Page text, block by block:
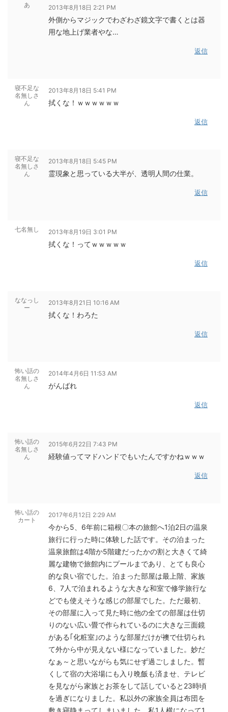
あ 2013年8月18日 2:21 PM
外側からマジックでわざわざ鏡文字で書くとは器
用な地上げ業者やな…
返信
寝不足な
名無しさ
ん
2013年8月18日 5:41 PM
拭くな！ｗｗｗｗｗｗ
返信
寝不足な
名無しさ
ん
2013年8月18日 5:45 PM
霊現象と思っている大半が、透明人間の仕業。
返信
七名無し 2013年8月19日 3:01 PM
拭くな！ってｗｗｗｗｗ
返信
ななっし
ー
2013年8月21日 10:16 AM
拭くな！わろた
返信
怖い話の
名無しさ
ん
2014年4月6日 11:53 AM
がんばれ
返信
怖い話の
名無しさ
ん
2015年6月22日 7:43 PM
経験値ってマドハンドでもいたんですかねｗｗｗ
返信
怖い話の
カート
2017年6月12日 2:29 AM
今から5、6年前に箱根〇本の旅館へ1泊2日の温泉
旅行に行った時に体験した話です。その泊まった
温泉旅館は4階か5階建だったかの割と大きくて綺
麗な建物で旅館内にプールまであり、とても良心
的な良い宿でした。泊まった部屋は最上階、家族
6、7人で泊まれるような大きな和室で修学旅行な
どでも使えそうな感じの部屋でした。ただ最初、
その部屋に入って見た時に他の全ての部屋は仕切
りのない広い畳で作られているのに大きな三面鏡
がある｢化粧室｣のような部屋だけが襖で仕切られ
て外から中が見えない様になっていました。妙だ
なぁ～と思いながらも気にせず過ごしました。暫
くして宿の大浴場にも入り晩飯も済ませ、テレビ
を見ながら家族とお茶をして話していると23時頃
を過ぎになりました。私以外の家族全員は布団を
敷き寝静まってしまいました。私1人横になって1